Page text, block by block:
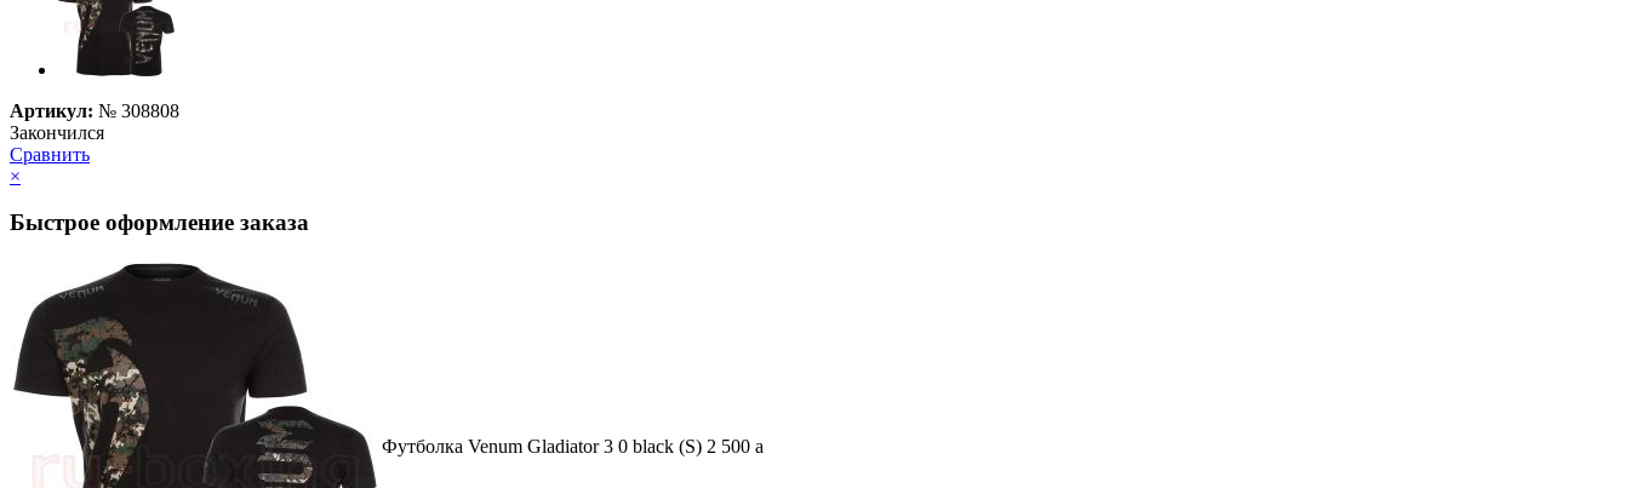
Артикул: № 308808
Закончился
Сравнить
×
Быстрое оформление заказа
Футболка Venum Gladiator 3 0 black (S) 2 500 a